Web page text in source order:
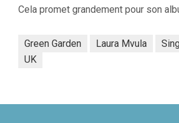
Cela promet grandement pour son
Green Garden Laura Mvula
UK